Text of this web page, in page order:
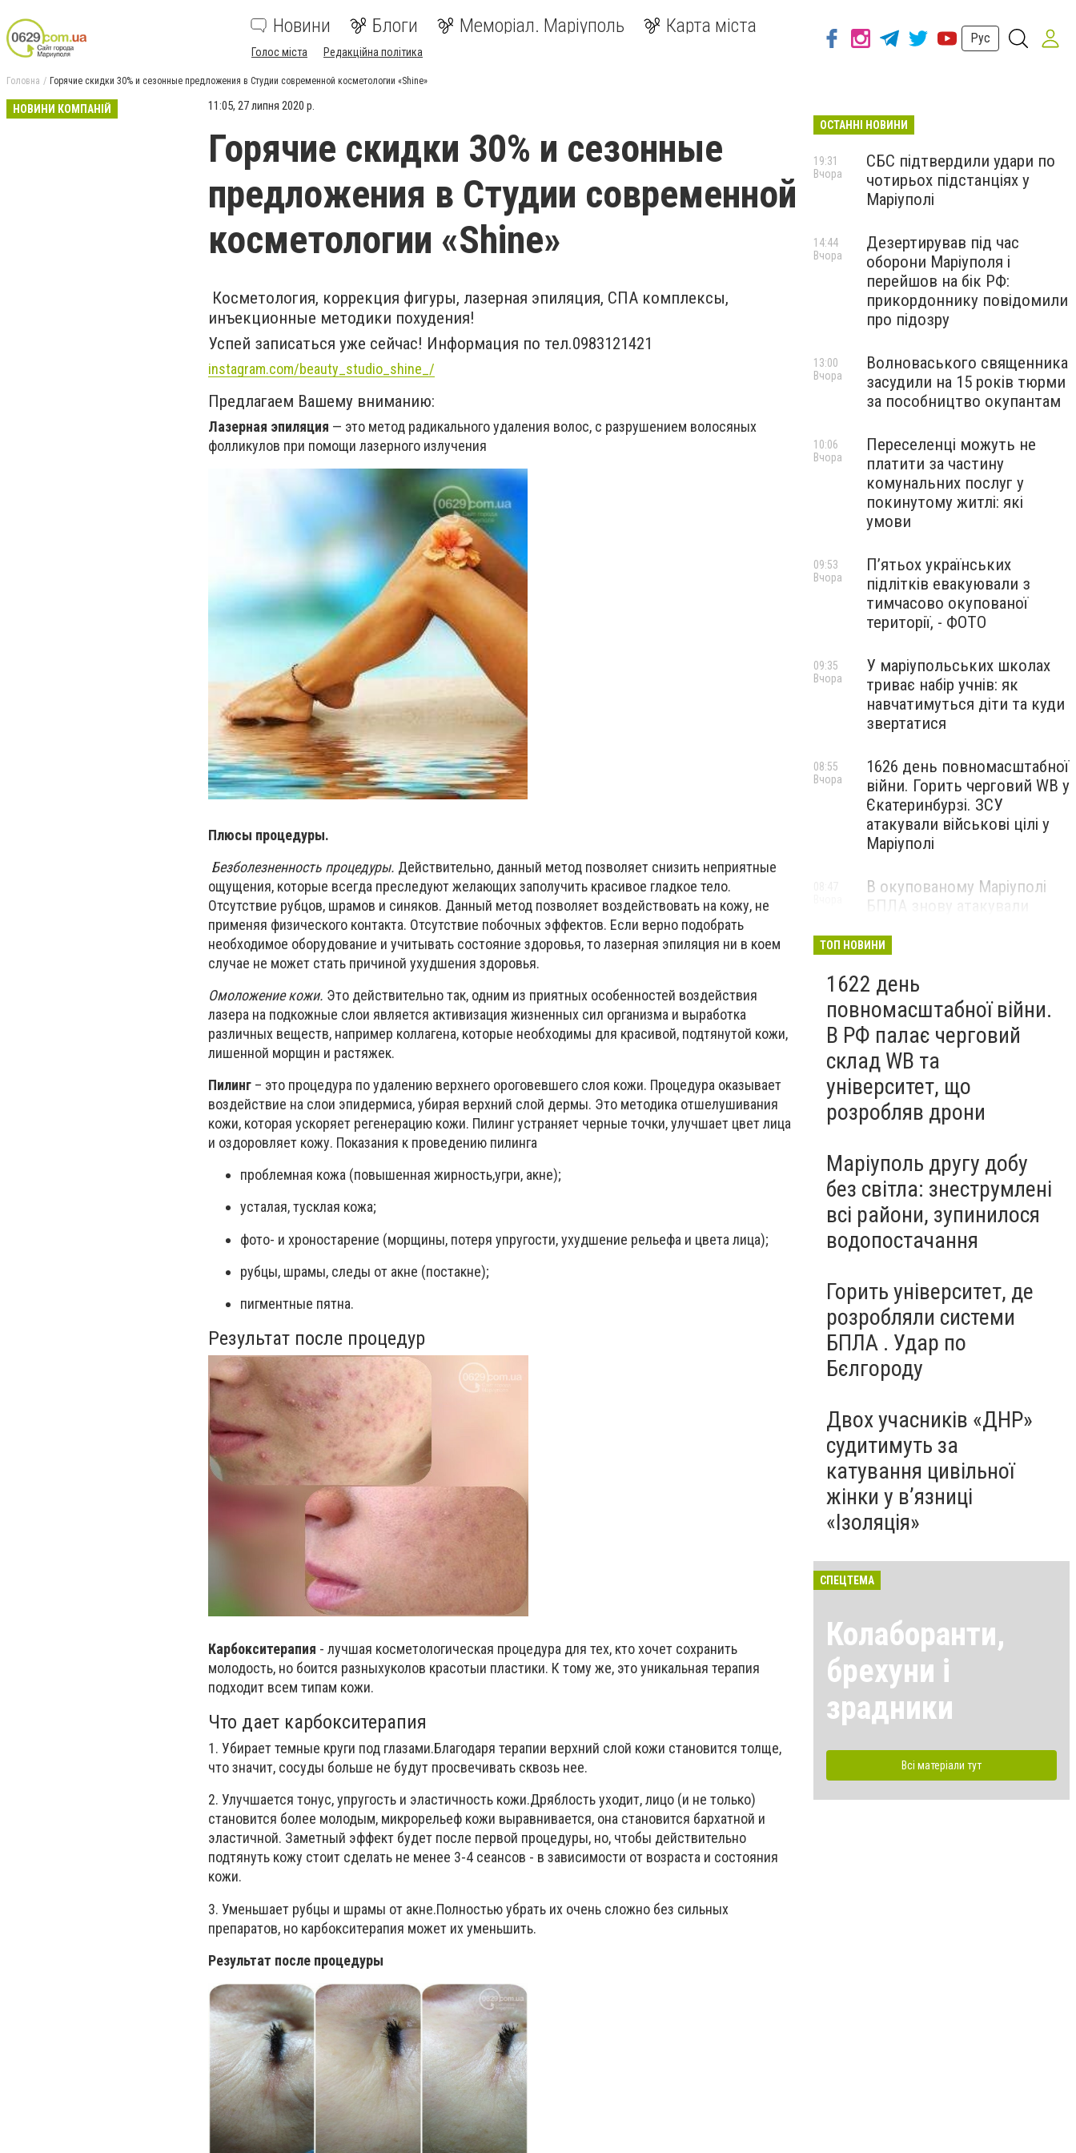
Новини Блоги Меморіал. Маріуполь Карта міста
Голос міста Редакційна політика
Рус
Головна Горячие скидки 30% и сезонные предложения в Студии современной косметологии «Shine»
НОВИНИ КОМПАНІЙ 11:05, 27 липня 2020 р.
Горячие скидки 30% и сезонные
предложения в Студии современной
косметологии «Shine»
Косметология, коррекция фигуры, лазерная эпиляция, СПА комплексы,
инъекционные методики похудения!
Успей записаться уже сейчас! Информация по тел.0983121421
instagram.com/beauty_studio_shine_/
Предлагаем Вашему вниманию:
Лазерная эпиляция — это метод радикального удаления волос, с разрушением волосяных
фолликулов при помощи лазерного излучения
Плюсы процедуры.
Безболезненность процедуры. Действительно, данный метод позволяет снизить неприятные
ощущения, которые всегда преследуют желающих заполучить красивое гладкое тело.
Отсутствие рубцов, шрамов и синяков. Данный метод позволяет воздействовать на кожу, не
применяя физического контакта. Отсутствие побочных эффектов. Если верно подобрать
необходимое оборудование и учитывать состояние здоровья, то лазерная эпиляция ни в коем
случае не может стать причиной ухудшения здоровья.
Омоложение кожи. Это действительно так, одним из приятных особенностей воздействия
лазера на подкожные слои является активизация жизненных сил организма и выработка
различных веществ, например коллагена, которые необходимы для красивой, подтянутой кожи,
лишенной морщин и растяжек.
Пилинг – это процедура по удалению верхнего ороговевшего слоя кожи. Процедура оказывает
воздействие на слои эпидермиса, убирая верхний слой дермы. Это методика отшелушивания
кожи, которая ускоряет регенерацию кожи. Пилинг устраняет черные точки, улучшает цвет лица
и оздоровляет кожу. Показания к проведению пилинга
проблемная кожа (повышенная жирность,угри, акне);
усталая, тусклая кожа;
фото- и хроностарение (морщины, потеря упругости, ухудшение рельефа и цвета лица);
рубцы, шрамы, следы от акне (постакне);
пигментные пятна.
Результат после процедур
Карбокситерапия - лучшая косметологическая процедура для тех, кто хочет сохранить
молодость, но боится разныхуколов красотыи пластики. К тому же, это уникальная терапия
подходит всем типам кожи.
Что дает карбокситерапия
1. Убирает темные круги под глазами.Благодаря терапии верхний слой кожи становится толще,
что значит, сосуды больше не будут просвечивать сквозь нее.
2. Улучшается тонус, упругость и эластичность кожи.Дряблость уходит, лицо (и не только)
становится более молодым, микрорельеф кожи выравнивается, она становится бархатной и
эластичной. Заметный эффект будет после первой процедуры, но, чтобы действительно
подтянуть кожу стоит сделать не менее 3-4 сеансов - в зависимости от возраста и состояния
кожи.
3. Уменьшает рубцы и шрамы от акне.Полностью убрать их очень сложно без сильных
препаратов, но карбокситерапия может их уменьшить.
Результат после процедуры
ОСТАННІ НОВИНИ
СБС підтвердили удари по
чотирьох підстанціях у
Маріуполі
19:31
Вчора
Дезертирував під час
оборони Маріуполя і
перейшов на бік РФ:
прикордоннику повідомили
про підозру
14:44
Вчора
Волноваського священника
засудили на 15 років тюрми
за пособництво окупантам
13:00
Вчора
Переселенці можуть не
платити за частину
комунальних послуг у
покинутому житлі: які
умови
10:06
Вчора
П’ятьох українських
підлітків евакуювали з
тимчасово окупованої
території, - ФОТО
09:53
Вчора
У маріупольських школах
триває набір учнів: як
навчатимуться діти та куди
звертатися
09:35
Вчора
1626 день повномасштабної
війни. Горить черговий WB у
Єкатеринбурзі. ЗСУ
атакували військові цілі у
Маріуполі
08:55
Вчора
В окупованому Маріуполі
БПЛА знову атакували
— ВІДЕО
ТОП НОВИНИ
1622 день
повномасштабної війни.
В РФ палає черговий
склад WB та
університет, що
розробляв дрони
Маріуполь другу добу
без світла: знеструмлені
всі райони, зупинилося
водопостачання
Горить університет, де
розробляли системи
БПЛА . Удар по
Бєлгороду
Двох учасників «ДНР»
судитимуть за
катування цивільної
жінки у в’язниці
«Ізоляція»
СПЕЦТЕМА
Колаборанти,
брехуни і
зрадники
Всі матеріали тут